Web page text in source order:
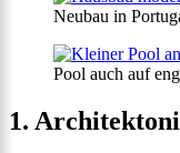
Neubau in
Pool auch auf
1.